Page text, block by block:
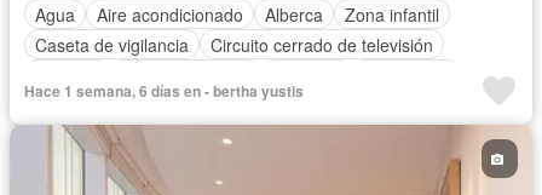
Agua
Aire acondicionado Alberca
Zona infantil
Caseta de vigilancia
Circuito cerrado de televisión
Elevador
Estacionamiento Gas natural
Internet
Jacuzzi Despacho
Sala polivalente
Wifi
Hace 1 semana, 6 días en - bertha yustis